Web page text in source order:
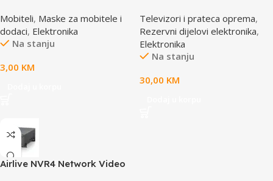
65x100mm
Mobiteli, Maske za mobitele i
dodaci, Elektronika
Na stanju
3,00 KM
AE-HD65M
Televizori i prateca oprema,
Rezervni dijelovi elektronika,
Elektronika
Na stanju
30,00 KM
Airlive NVR4 Network Video